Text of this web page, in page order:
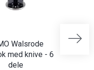
Walsrode
med knive - 6
dele